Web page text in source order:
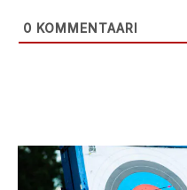
0 KOMMENTAARI